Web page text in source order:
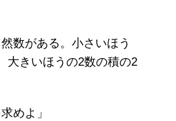
数がある。小さいほう
大きいほうの2数の積の2
めよ」